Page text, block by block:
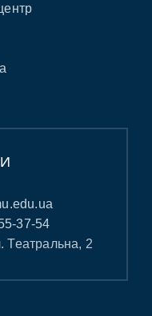
37-54
Театральна, 2